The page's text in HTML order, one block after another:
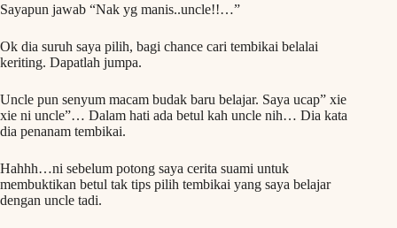
Sayapun jawab “Nak yg manis..uncle!!…”
Ok dia suruh saya pilih, bagi chance cari tembikai belalai
keriting. Dapatlah jumpa.
Uncle pun senyum macam budak baru belajar. Saya ucap” xie
xie ni uncle”… Dalam hati ada betul kah uncle nih… Dia kata
dia penanam tembikai.
Hahhh…ni sebelum potong saya cerita suami untuk
membuktikan betul tak tips pilih tembikai yang saya belajar
dengan uncle tadi.